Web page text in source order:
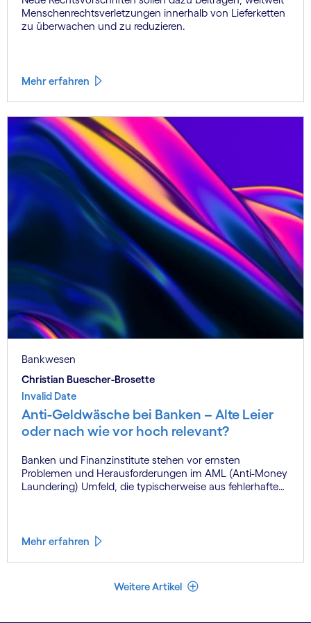
Menschenrechtsverletzungen innerhalb von Lieferketten
zu überwachen und zu reduzieren.
Mehr erfahren
Bankwesen
Christian Buescher-Brosette
Invalid Date
Anti-Geldwäsche bei Banken – Alte Leier
oder nach wie vor hoch relevant?
Banken und Finanzinstitute stehen vor ernsten
Problemen und Herausforderungen im AML (Anti-Money
Laundering) Umfeld, die typischerweise aus fehlerhaften
hohen Preis in Form von sinkenden Einnahmen,
von Ansehen und sinkenden Aktienkursen.
Mehr erfahren
Weitere Artikel Weniger Artikel